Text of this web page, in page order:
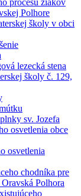
procesu žiakov
Polhore
školy v obci
lezecká stena
školy č. 129,
sv. Jozefa
osvetlenia obce
osvetlenia
chodníka pre
Polhora